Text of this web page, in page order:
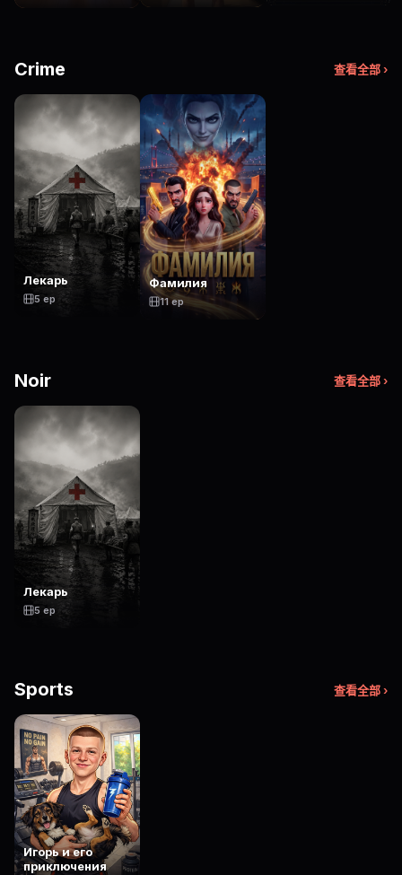
Crime 查看全部 ›
Лекарь
5 ep
Фамилия
11 ep
Noir 查看全部 ›
Лекарь
5 ep
Sports 查看全部 ›
Игорь и его
приключения